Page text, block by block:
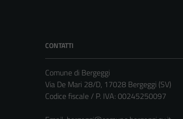
CONTATTI
Comune di Bergeggi
Via De Mari 28/D, 17028 Bergeggi (SV)
Codice fiscale / P. IVA: 00245250097